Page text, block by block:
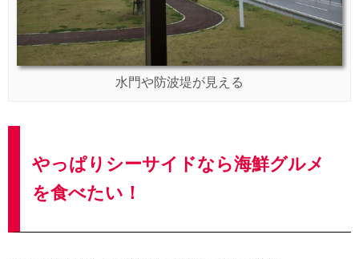
水門や防波堤が見える
やっぱりシーサイドなら海鮮グルメ
を食べたい！